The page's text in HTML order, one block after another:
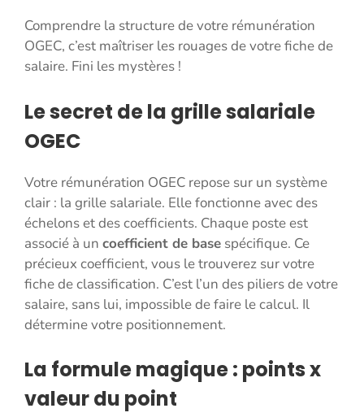
Comprendre la structure de votre rémunération
OGEC, c’est maîtriser les rouages de votre fiche de
salaire. Fini les mystères !
Le secret de la grille salariale
OGEC
Votre rémunération OGEC repose sur un système
clair : la grille salariale. Elle fonctionne avec des
échelons et des coefficients. Chaque poste est
associé à un coefficient de base spécifique. Ce
précieux coefficient, vous le trouverez sur votre
fiche de classification. C’est l’un des piliers de votre
salaire, sans lui, impossible de faire le calcul. Il
détermine votre positionnement.
La formule magique : points x
valeur du point